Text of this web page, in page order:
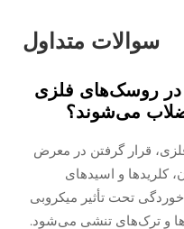
سوالات متداول
روسک‌های فلزی
می‌شوند؟
قرار گرفتن در معرض
کلریدها و اسیدهای
تحت تأثیر میکروبی